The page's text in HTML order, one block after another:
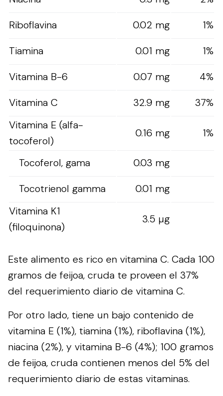
Riboflavina
0.02 mg
1%
Tiamina
0.01 mg
1%
Vitamina B-6
0.07 mg
4%
Vitamina C
32.9 mg
37%
Vitamina E (alfa-
tocoferol)
0.16 mg 1%
Tocoferol, gama
0.03 mg
Tocotrienol gamma
0.01 mg
Vitamina K1
(filoquinona)
3.5 µg
Este alimento es rico en vitamina C. Cada 100
gramos de feijoa, cruda te proveen el 37%
del requerimiento diario de vitamina C.
Por otro lado, tiene un bajo contenido de
vitamina E (1%), tiamina (1%), riboflavina (1%),
niacina (2%), y vitamina B-6 (4%); 100 gramos
de feijoa, cruda contienen menos del 5% del
requerimiento diario de estas vitaminas.